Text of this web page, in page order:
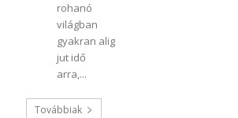
rohanó
világban
gyakran alig
jut idő
arra,...
Továbbiak